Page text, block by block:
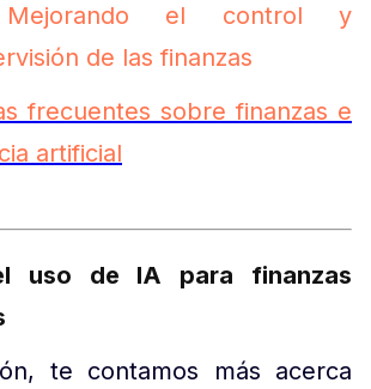
el control y
de las finanzas
frecuentes sobre finanzas e
artificial
uso de IA para finanzas
te contamos más acerca